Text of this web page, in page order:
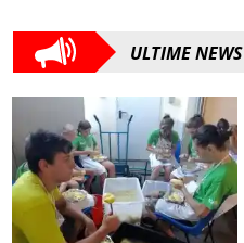
ULTIME NEWS